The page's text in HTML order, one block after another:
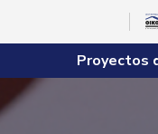
Proyectos